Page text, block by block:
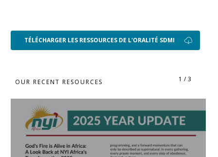
TÉLÉCHARGER LES RESSOURCES DE L'ORALITÉ SDMI
OUR RECENT RESOURCES 1 /3